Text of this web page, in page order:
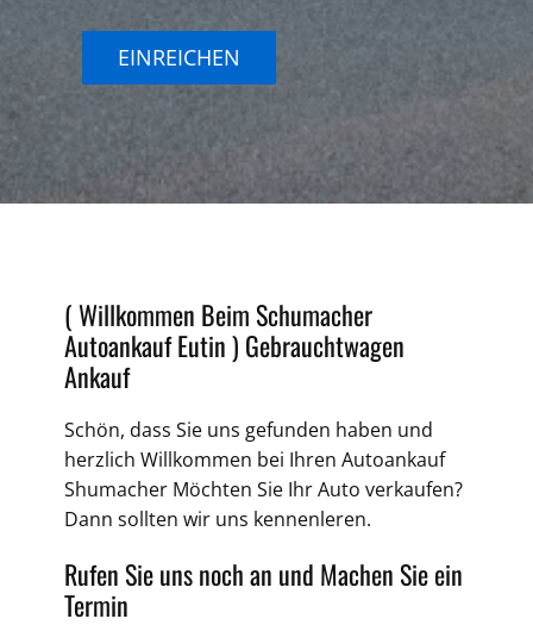
EINREICHEN
( Willkommen Beim Schumacher
Autoankauf Eutin ) Gebrauchtwagen
Ankauf
Schön, dass Sie uns gefunden haben und
herzlich Willkommen bei Ihren Autoankauf
Shumacher Möchten Sie Ihr Auto verkaufen?
Dann sollten wir uns kennenleren.
Rufen Sie uns noch an und Machen Sie ein
Termin